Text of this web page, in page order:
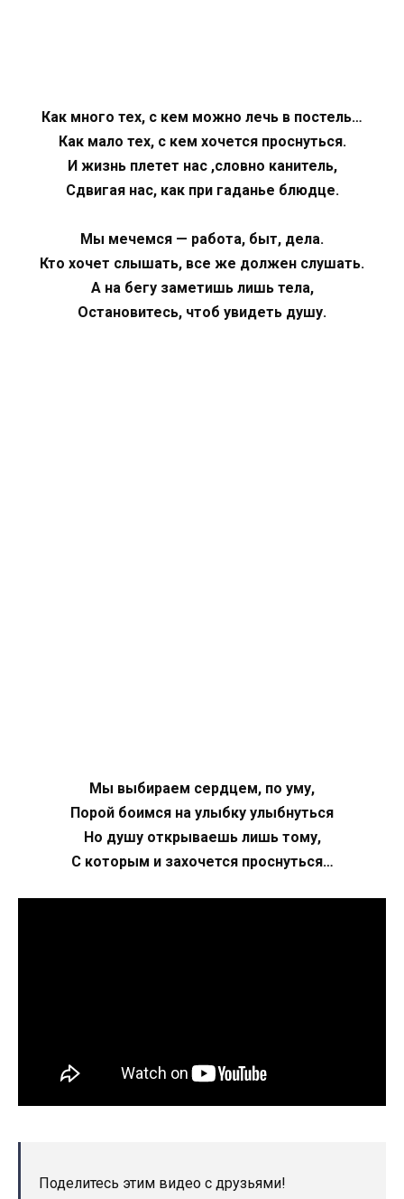
Как много тех, с кем можно лечь в постель…
Как мало тех, с кем хочется проснуться.
И жизнь плетет нас ,словно канитель,
Cдвигая нас, как при гаданье блюдце.
Мы мечемся — работа, быт, дела.
Кто хочет слышать, все же должен слушать.
А на бегу заметишь лишь тела,
Остановитесь, чтоб увидеть душу.
Мы выбираем сердцем, по уму,
Порой боимся на улыбку улыбнуться
Но душу открываешь лишь тому,
С которым и захочется проснуться…
Поделитесь этим видео с друзьями!